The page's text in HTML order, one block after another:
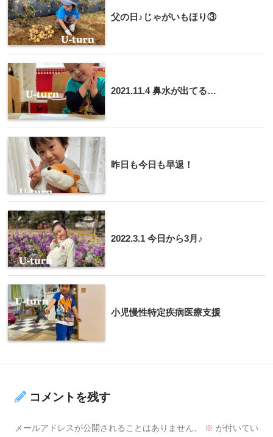
父の日♪じゃがいもほり③
2021.11.4 鼻水が出てる…
昨日も今日も早退！
2022.3.1 今日から3月♪
小児慢性特定疾病医療支援
コメントを残す
メールアドレスが公開されることはありません。 ※ が付いてい